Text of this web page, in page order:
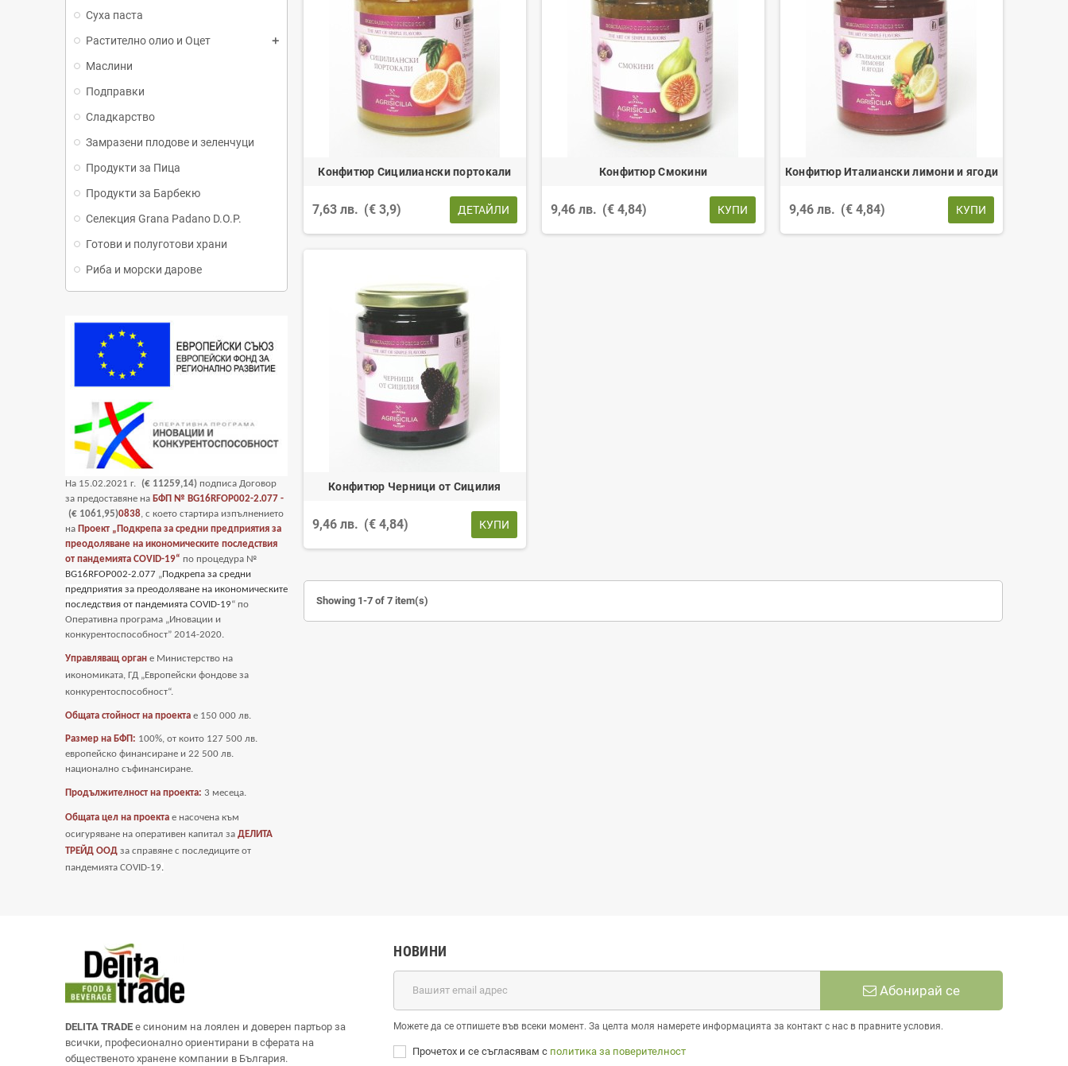
Суха паста
Растително олио и Оцет
Маслини
Подправки
Сладкарство
Замразени плодове и зеленчуци
Продукти за Пица
Продукти за Барбекю
Селекция Grana Padano D.O.P.
Готови и полуготови храни
Риба и морски дарове
На 15.02.2021 г. (€ 11259,14) подписа Договор
за предоставяне на БФП № BG16RFOP002-2.077 -
(€ 1061,95)0838, с което стартира изпълнението
на Проект „Подкрепа за средни предприятия за
преодоляване на икономическите последствия
от пандемията COVID-19“ по процедура №
BG16RFOP002-2.077 „Подкрепа за средни
предприятия за преодоляване на икономическите
последствия от пандемията COVID-19“ по
Оперативна програма „Иновации и
конкурентоспособност” 2014-2020.
Управляващ орган е Министерство на
икономиката, ГД „Европейски фондове за
конкурентоспособност“.
Общата стойност на проекта е 150 000 лв.
Размер на БФП: 100%, от които 127 500 лв.
европейско финансиране и 22 500 лв.
национално съфинансиране.
Продължителност на проекта: 3 месеца.
Общата цел на проекта е насочена към
осигуряване на оперативен капитал за ДЕЛИТА
ТРЕЙД ООД за справяне с последиците от
пандемията COVID-19.
Конфитюр Сицилиански портокали
7,63 лв. (€ 3,9) ДЕТАЙЛИ
Конфитюр Смокини
9,46 лв. (€ 4,84) КУПИ
Конфитюр Италиански лимони и ягоди
9,46 лв. (€ 4,84) КУПИ
Конфитюр Черници от Сицилия
9,46 лв. (€ 4,84) КУПИ
Showing 1-7 of 7 item(s)
DELITA TRADE е синоним на лоялен и доверен партьор за
всички, професионално ориентирани в сферата на
общественото хранене компании в България.
НОВИНИ
Абонирай се
Можете да се отпишете във всеки момент. За целта моля намерете информацията за контакт с нас в правните условия.
Прочетох и се съгласявам с политика за поверителност